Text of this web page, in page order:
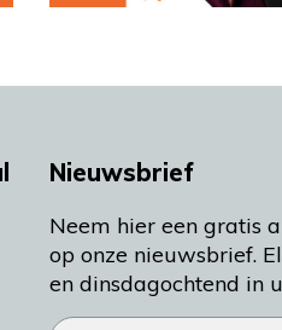
Nieuwsbrief
Neem hier een gratis
op onze nieuwsbrief.
en dinsdagochtend in